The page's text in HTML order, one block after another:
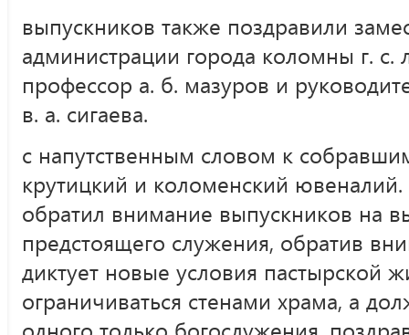
выпускников также поздравили
администрации города коломны г. с.
профессор а. б. мазуров и
в. а. сигаева.
с напутственным словом к
крутицкий и коломенский
обратил внимание выпускников на
предстоящего служения, обратив
диктует новые условия пастырской
ограничиваться стенами храма, а
одного только богослужения.